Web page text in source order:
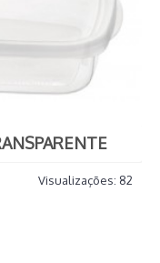
Visualizações: 82